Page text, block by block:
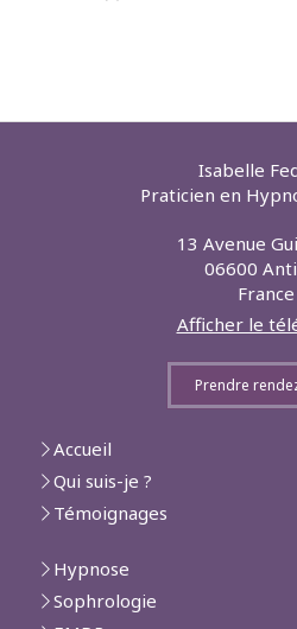
Isabelle
Praticien en
13 Avenue
06600
France
Afficher le
Prendre
Accueil
Qui suis-je ?
Témoignages
Hypnose
Sophrologie